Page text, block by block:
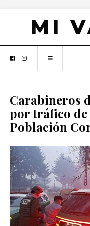
MI
Carabineros
por tráfico de
Población